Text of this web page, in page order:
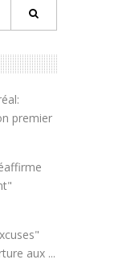
premier
aux ...